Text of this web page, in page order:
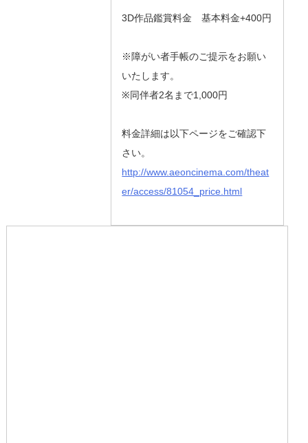
3D作品鑑賞料金 基本料金+400円
※障がい者手帳のご提示をお願い
いたします。
※同伴者2名まで1,000円
料金詳細は以下ページをご確認下
さい。
http://www.aeoncinema.com/theat
er/access/81054_price.html